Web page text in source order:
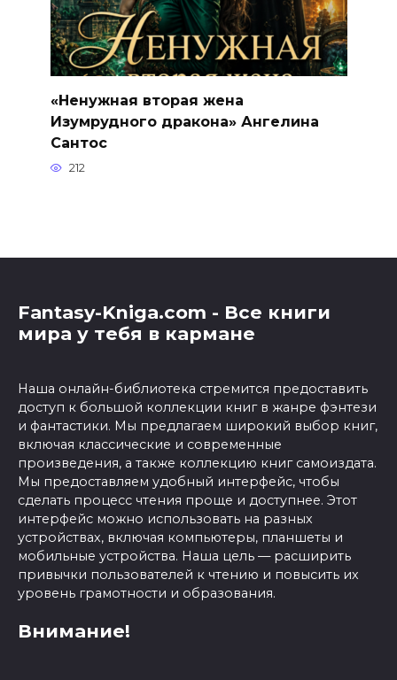
«Ненужная вторая жена
Изумрудного дракона» Ангелина
Сантос
212
Fantasy-Kniga.com - Все книги
мира у тебя в кармане
Наша онлайн-библиотека стремится предоставить
доступ к большой коллекции книг в жанре фэнтези
и фантастики. Мы предлагаем широкий выбор книг,
включая классические и современные
произведения, а также коллекцию книг самоиздата.
Мы предоставляем удобный интерфейс, чтобы
сделать процесс чтения проще и доступнее. Этот
интерфейс можно использовать на разных
устройствах, включая компьютеры, планшеты и
мобильные устройства. Наша цель — расширить
привычки пользователей к чтению и повысить их
уровень грамотности и образования.
Внимание!